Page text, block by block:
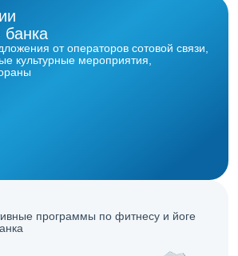
банка
от операторов сотовой связи,
культурные мероприятия,
программы по фитнесу и йоге